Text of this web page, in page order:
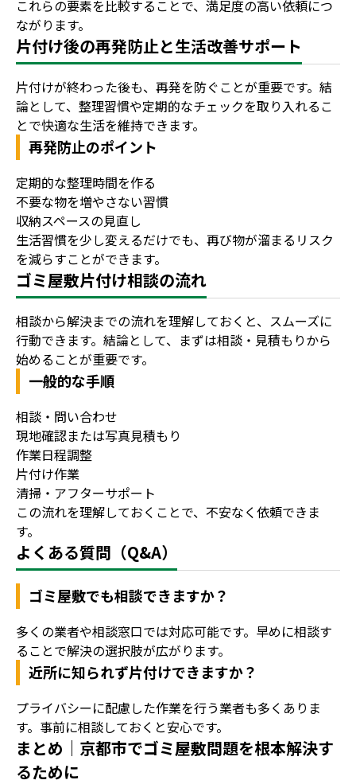
これらの要素を比較することで、満足度の高い依頼につ
ながります。
片付け後の再発防止と生活改善サポート
片付けが終わった後も、再発を防ぐことが重要です。結
論として、整理習慣や定期的なチェックを取り入れるこ
とで快適な生活を維持できます。
再発防止のポイント
定期的な整理時間を作る
不要な物を増やさない習慣
収納スペースの見直し
生活習慣を少し変えるだけでも、再び物が溜まるリスク
を減らすことができます。
ゴミ屋敷片付け相談の流れ
相談から解決までの流れを理解しておくと、スムーズに
行動できます。結論として、まずは相談・見積もりから
始めることが重要です。
一般的な手順
相談・問い合わせ
現地確認または写真見積もり
作業日程調整
片付け作業
清掃・アフターサポート
この流れを理解しておくことで、不安なく依頼できま
す。
よくある質問（Q&A）
ゴミ屋敷でも相談できますか？
多くの業者や相談窓口では対応可能です。早めに相談す
ることで解決の選択肢が広がります。
近所に知られず片付けできますか？
プライバシーに配慮した作業を行う業者も多くありま
す。事前に相談しておくと安心です。
まとめ｜京都市でゴミ屋敷問題を根本解決す
るために